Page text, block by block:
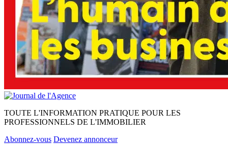
TOUTE L'INFORMATION PRATIQUE POUR LES
PROFESSIONNELS DE L'IMMOBILIER
Abonnez-vous Devenez annonceur